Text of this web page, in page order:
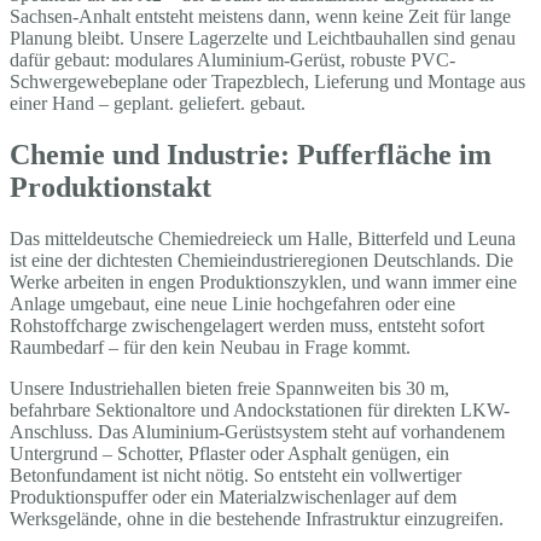
Sachsen-Anhalt entsteht meistens dann, wenn keine Zeit für lange
Planung bleibt. Unsere Lagerzelte und Leichtbauhallen sind genau
dafür gebaut: modulares Aluminium-Gerüst, robuste PVC-
Schwergewebeplane oder Trapezblech, Lieferung und Montage aus
einer Hand – geplant. geliefert. gebaut.
Chemie und Industrie: Pufferfläche im
Produktionstakt
Das mitteldeutsche Chemiedreieck um Halle, Bitterfeld und Leuna
ist eine der dichtesten Chemieindustrieregionen Deutschlands. Die
Werke arbeiten in engen Produktionszyklen, und wann immer eine
Anlage umgebaut, eine neue Linie hochgefahren oder eine
Rohstoffcharge zwischengelagert werden muss, entsteht sofort
Raumbedarf – für den kein Neubau in Frage kommt.
Unsere Industriehallen bieten freie Spannweiten bis 30 m,
befahrbare Sektionaltore und Andockstationen für direkten LKW-
Anschluss. Das Aluminium-Gerüstsystem steht auf vorhandenem
Untergrund – Schotter, Pflaster oder Asphalt genügen, ein
Betonfundament ist nicht nötig. So entsteht ein vollwertiger
Produktionspuffer oder ein Materialzwischenlager auf dem
Werksgelände, ohne in die bestehende Infrastruktur einzugreifen.